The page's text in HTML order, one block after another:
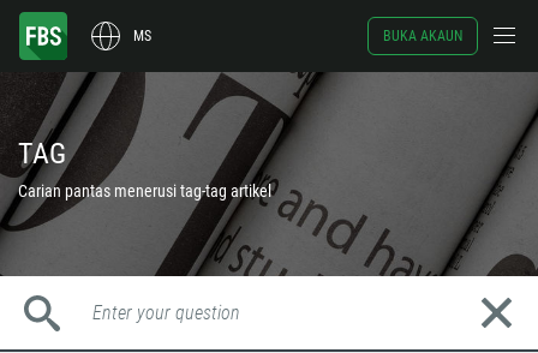
MS BUKA AKAUN
TAG
Carian pantas menerusi tag-tag artikel